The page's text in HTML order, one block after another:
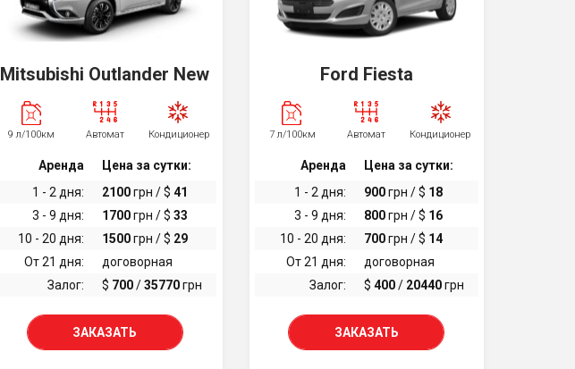
Mitsubishi Outlander New
9 л/100км Автомат Кондиционер
Аренда
Цена за сутки:
1 - 2 дня:
2100грн / $ 41
3 - 9 дня:
1700грн / $ 33
10 - 20 дня:
1500грн / $ 29
От 21 дня:
договорная
Залог:
$ 700/35770грн
ЗАКАЗАТЬ
Ford Fiesta
7 л/100км Автомат Кондиционер
Аренда
Цена за сутки:
1 - 2 дня:
900грн / $ 18
3 - 9 дня:
800грн / $ 16
10 - 20 дня:
700грн / $ 14
От 21 дня:
договорная
Залог:
$ 400/ 20440грн
ЗАКАЗАТЬ